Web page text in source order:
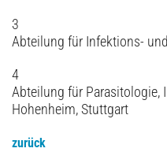
3
Abteilung für Infektions-
4
Abteilung für Parasitologie,
Hohenheim, Stuttgart
zurück